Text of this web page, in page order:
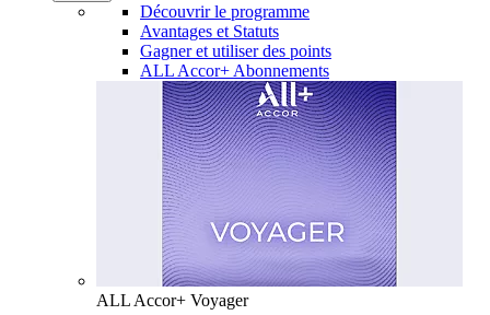
Découvrir le programme
Avantages et Statuts
Gagner et utiliser des points
ALL Accor+ Abonnements
ALL Accor+ Voyager